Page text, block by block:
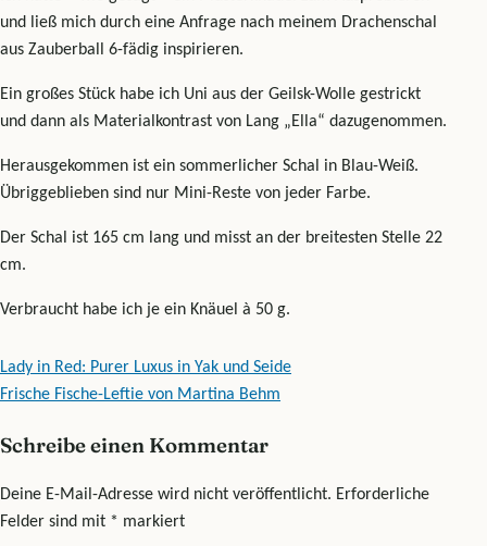
und ließ mich durch eine Anfrage nach meinem Drachenschal
aus Zauberball 6-fädig inspirieren.
Ein großes Stück habe ich Uni aus der Geilsk-Wolle gestrickt
und dann als Materialkontrast von Lang „Ella“ dazugenommen.
Herausgekommen ist ein sommerlicher Schal in Blau-Weiß.
Übriggeblieben sind nur Mini-Reste von jeder Farbe.
Der Schal ist 165 cm lang und misst an der breitesten Stelle 22
cm.
Verbraucht habe ich je ein Knäuel à 50 g.
Beitragsnavigation
Lady in Red: Purer Luxus in Yak und Seide
Frische Fische-Leftie von Martina Behm
Schreibe einen Kommentar
Deine E-Mail-Adresse wird nicht veröffentlicht. Erforderliche
Felder sind mit * markiert